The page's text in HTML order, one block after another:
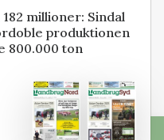
millioner: Sindal
produktionen
800.000 ton